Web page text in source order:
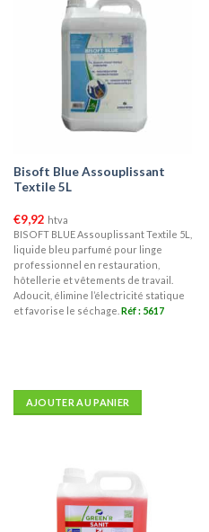
Bisoft Blue Assouplissant
Textile 5L
€9,92 htva
BISOFT BLUE Assouplissant Textile 5L,
liquide bleu parfumé pour linge
professionnel en restauration,
hôtellerie et vêtements de travail.
Adoucit, élimine l’électricité statique
et favorise le séchage. Réf : 5617
AJOUTER AU PANIER